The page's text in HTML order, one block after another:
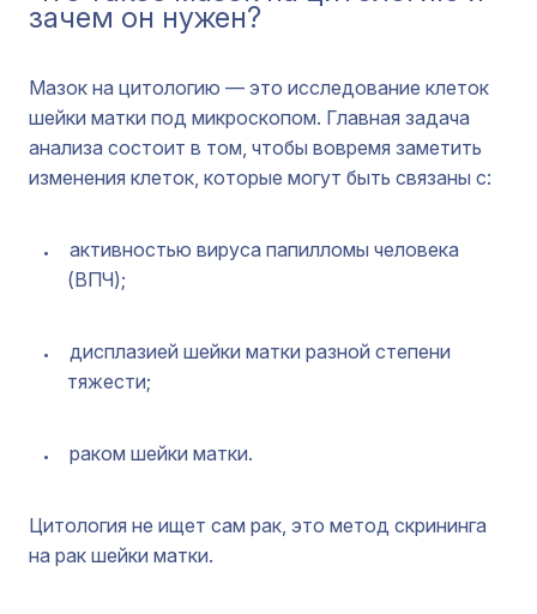
зачем он нужен?
Мазок на цитологию — это исследование клеток
шейки матки под микроскопом. Главная задача
анализа состоит в том, чтобы вовремя заметить
изменения клеток, которые могут быть связаны с:
активностью вируса папилломы человека
(ВПЧ);
дисплазией шейки матки разной степени
тяжести;
раком шейки матки.
Цитология не ищет сам рак, это метод скрининга
на рак шейки матки.